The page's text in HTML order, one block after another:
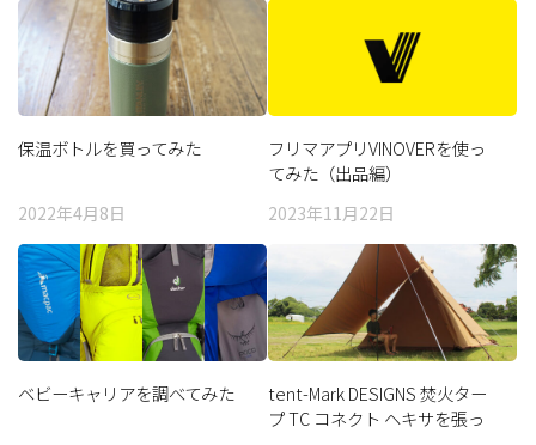
保温ボトルを買ってみた
2022年4月8日
フリマアプリVINOVERを使っ
てみた（出品編）
2023年11月22日
ベビーキャリアを調べてみた
tent-Mark DESIGNS 焚火ター
プ TC コネクト ヘキサを張っ